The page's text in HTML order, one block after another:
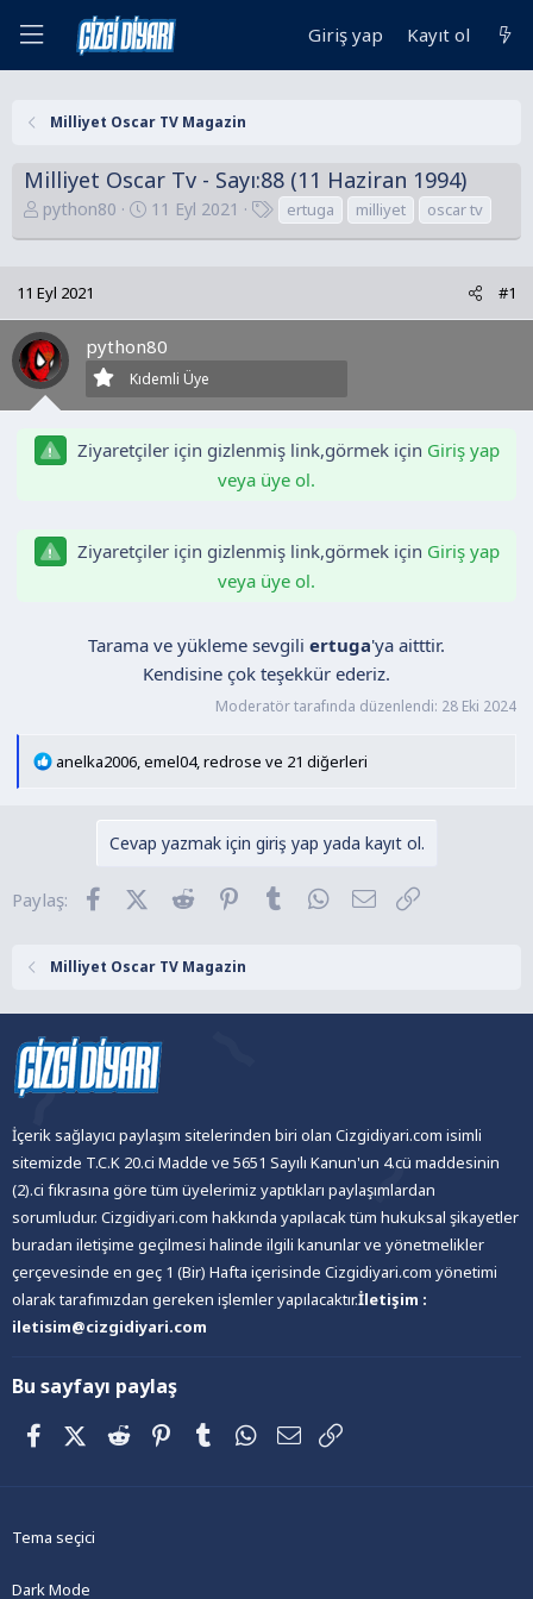
Giriş yap Kayıt ol
Milliyet Oscar TV Magazin
Milliyet Oscar Tv - Sayı:88 (11 Haziran 1994)
K
u
u
B
a
l
a
n
python80
B
n
g
ı
ç
t
h
11 Eyl 2021
l
r
ertuga milliyet oscar tv
11 Eyl 2021 #1
python80
Kıdemli Üye
Ziyaretçiler için gizlenmiş link,görmek için Giriş yap
veya üye ol.
Ziyaretçiler için gizlenmiş link,görmek için Giriş yap
veya üye ol.
Tarama ve yükleme sevgili ertuga'ya aitttir.
Kendisine çok teşekkür ederiz.​
Moderatör tarafında düzenlendi: 28 Eki 2024
T
e
anelka2006 emel04, redrose ve 21 diğerleri
Cevap yazmak için giriş yap yada kayıt ol.
Paylaş: FacebookX (Twitter)
Reddit Pinterest
Tumblr WhatsApp
E-posta
Milliyet Oscar TV Magazin
İçerik sağlayıcı paylaşım sitelerinden biri olan Cizgidiyari.com isimli
sitemizde T.C.K 20.ci Madde ve 5651 Sayılı Kanun'un 4.cü maddesinin
(2).ci fıkrasına göre tüm üyelerimiz yaptıkları paylaşımlardan
sorumludur. Cizgidiyari.com hakkında yapılacak tüm hukuksal şikayetler
buradan iletişime geçilmesi halinde ilgili kanunlar ve yönetmelikler
çerçevesinde en geç 1 (Bir) Hafta içerisinde Cizgidiyari.com yönetimi
olarak tarafımızdan gereken işlemler yapılacaktır.İletişim :
iletisim@cizgidiyari.com
Bu sayfayı paylaş
FacebookX (Twitter)
Reddit PinterestTumblrWhatsApp
E-posta
Tema seçici
Dark Mode